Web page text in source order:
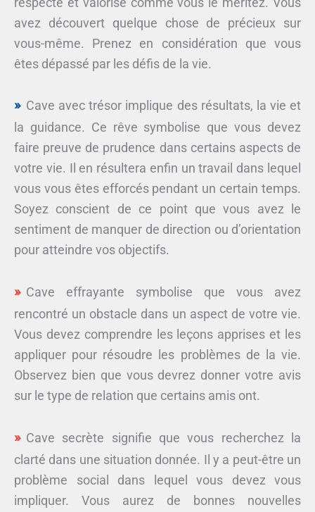
avez découvert quelque chose de précieux sur
vous-même. Prenez en considération que vous
êtes dépassé par les défis de la vie.
Cave avec trésor implique des résultats, la vie et
la guidance. Ce rêve symbolise que vous devez
faire preuve de prudence dans certains aspects de
votre vie. Il en résultera enfin un travail dans lequel
vous vous êtes efforcés pendant un certain temps.
Soyez conscient de ce point que vous avez le
sentiment de manquer de direction ou d’orientation
pour atteindre vos objectifs.
Cave effrayante symbolise que vous avez
rencontré un obstacle dans un aspect de votre vie.
Vous devez comprendre les leçons apprises et les
appliquer pour résoudre les problèmes de la vie.
Observez bien que vous devrez donner votre avis
sur le type de relation que certains amis ont.
Cave secrète signifie que vous recherchez la
clarté dans une situation donnée. Il y a peut-être un
problème social dans lequel vous devez vous
impliquer. Vous aurez de bonnes nouvelles